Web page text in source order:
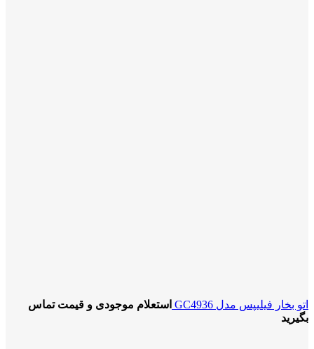
اتو بخار فیلیپس مدل GC4936
استعلام موجودی و قیمت تماس
بگیرید